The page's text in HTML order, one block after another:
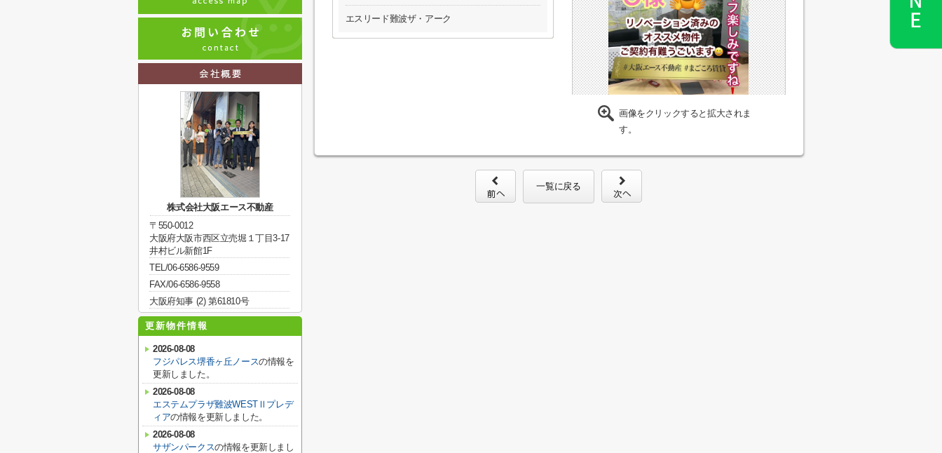
エスリード難波ザ・アーク
画像をクリックすると拡大されま
す。
一覧に戻る
株式会社大阪エース不動産
〒550-0012
大阪府大阪市西区立売堀１丁目3-17
井村ビル新館1F
TEL/06-6586-9559
FAX/06-6586-9558
大阪府知事 (2) 第61810号
更新物件情報
2026-08-08
フジパレス堺香ヶ丘ノースの情報を
更新しました。
2026-08-08
エステムプラザ難波WESTⅡプレデ
ィアの情報を更新しました。
2026-08-08
サザンパークスの情報を更新しまし